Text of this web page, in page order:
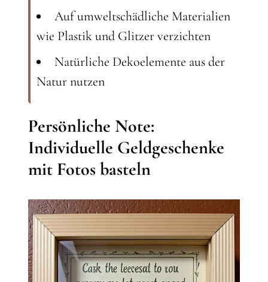
Auf umweltschädliche Materialien
wie Plastik und Glitzer verzichten
Natürliche Dekoelemente aus der
Natur nutzen
Persönliche Note:
Individuelle Geldgeschenke
mit Fotos basteln